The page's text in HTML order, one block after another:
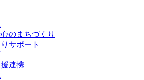
のまちづくり
サポート
連携